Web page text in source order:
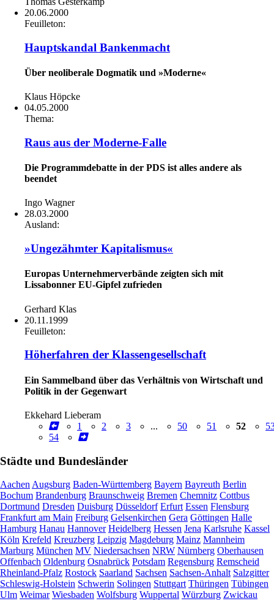
20.06.2000
Feuilleton:
Hauptskandal Bankenmacht
Über neoliberale Dogmatik und »Moderne«
Klaus Höpcke
04.05.2000
Thema:
Raus aus der Moderne-Falle
Die Programmdebatte in der PDS ist alles andere als
beendet
Ingo Wagner
28.03.2000
Ausland:
»Ungezähmter Kapitalismus«
Europas Unternehmerverbände zeigten sich mit
Lissabonner EU-Gipfel zufrieden
Gerhard Klas
20.11.1999
Feuilleton:
Höherfahren der Klassengesellschaft
Ein Sammelband über das Verhältnis von Wirtschaft und
Politik in der Gegenwart
Ekkehard Lieberam
1
2 3 ... 50 51 52
54
Städte und Bundesländer
Aachen Augsburg Baden-Württemberg Bayern Bayreuth Berlin
Bochum Brandenburg Braunschweig Bremen Chemnitz Cottbus
Dortmund Dresden Duisburg Düsseldorf Erfurt Essen Flensburg
Frankfurt am Main Freiburg Gelsenkirchen Gera Göttingen Halle
Hamburg Hanau Hannover Heidelberg Hessen Jena Karlsruhe Kassel
Köln Krefeld Kreuzberg Leipzig Magdeburg Mainz Mannheim
Marburg München MV Niedersachsen NRW Nürnberg Oberhausen
Offenbach Oldenburg Osnabrück Potsdam Regensburg Remscheid
Rheinland-Pfalz Rostock Saarland Sachsen Sachsen-Anhalt Salzgitter
Schleswig-Holstein Schwerin Solingen Stuttgart Thüringen Tübingen
Ulm Weimar Wiesbaden Wolfsburg Wuppertal Würzburg Zwickau